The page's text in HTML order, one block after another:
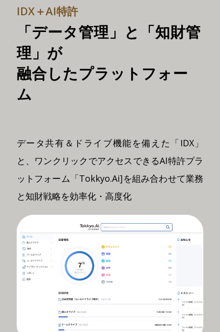
IDX＋AI特許
「データ管理」と「知財管
理」が
融合したプラットフォー
ム
データ共有＆ドライブ機能を備えた「IDX」
と、ワンクリックでアクセスできるAI特許プラ
ットフォーム「Tokkyo.Ai]を組み合わせて業務
と知財戦略を効率化・高度化